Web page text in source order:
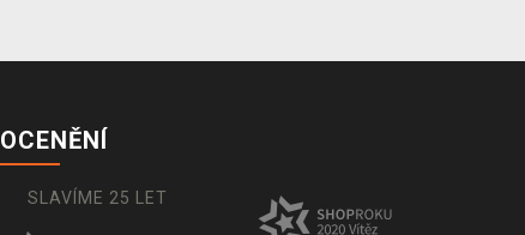
OCENĚNÍ
SLAVÍME 25 LET